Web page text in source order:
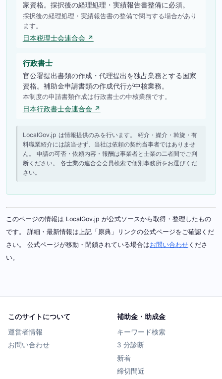
家資格。採択後の経理処理・実績報告書整備に必須。
採択後の経理処理・実績報告書の整備で関与する場合があり
ます。
日本税理士会連合会 ↗
行政書士
官公署提出書類の作成・代理提出を独占業務とする国家
資格。補助金申請書類の作成代行が中核業務。
本制度の申請書類作成は行政書士の中核業務です。
日本行政書士会連合会 ↗
LocalGov.jp は情報提供のみを行います。 紹介・媒介・斡旋・有
料職業紹介には該当せず、当社は依頼の契約当事者ではありませ
ん。 申請の可否・依頼内容・報酬は事業者と士業の二者間でご判
断ください。 各士業の連合会会員検索で個別事務所をお選びくだ
さい。
このページの情報は LocalGov.jp が公式ソースから取得・整理したもの
です。 詳細・最新情報は上記「原典」リンクの公式ページをご確認くだ
さい。 公式ページが移動・閉鎖されている場合はお問い合わせ くださ
い。
このサイトについて
運営者情報
お問い合わせ
補助金・助成金
キーワード検索
3 分診断
新着
締切間近